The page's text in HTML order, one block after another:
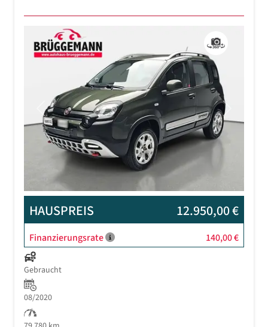
Previous
HAUSPREIS 12.950,00 €
Finanzierungsrate 140,00 €
Gebraucht
08/2020